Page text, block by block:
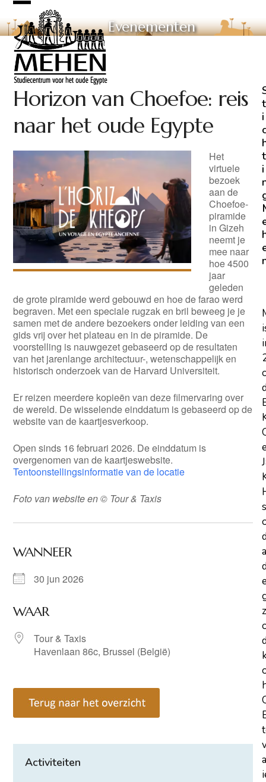
Skip
to
content
Open
mobile
menu
Close
mobile
menu
Evenementen
Horizon van Choefoe: reis
naar het oude Egypte
Het
virtuele
bezoek
aan de
Choefoe-
piramide
in Gizeh
neemt je
mee naar
hoe 4500
jaar
geleden
de grote piramide werd gebouwd en hoe de farao werd
begraven. Met een speciale rugzak en bril beweeg je je
samen met de andere bezoekers onder leiding van een
gids vrij over het plateau en in de piramide. De
voorstelling is nauwgezet gebaseerd op de resultaten
van het jarenlange architectuur-, wetenschappelijk en
historisch onderzoek van de Harvard Universiteit.
Er reizen meerdere kopieën van deze filmervaring over
de wereld. De wisselende einddatum is gebaseerd op de
website van de kaartjesverkoop.
Open sinds 16 februari 2026. De einddatum is
overgenomen van de kaartjeswebsite.
Tentoonstellingsinformatie van de locatie
Foto van website en © Tour & Taxis
WANNEER
30 jun 2026
WAAR
Tour & Taxis
Havenlaan 86c, Brussel (België)
Activiteiten
t
i
t
i